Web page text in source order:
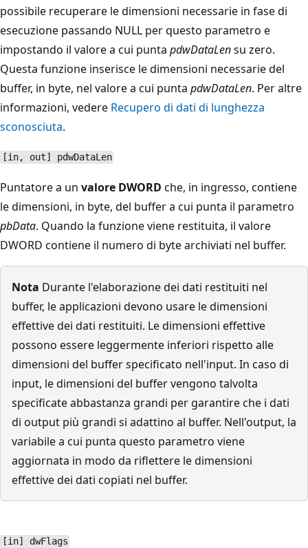
possibile recuperare le dimensioni necessarie in fase di
esecuzione passando NULL per questo parametro e
impostando il valore a cui punta pdwDataLensu zero.
Questa funzione inserisce le dimensioni necessarie del
buffer, in byte, nel valore a cui punta pdwDataLen. Per altre
informazioni, vedere Recupero di dati di lunghezza
sconosciuta.
[in, out] pdwDataLen
Puntatore a un valore DWORD che, in ingresso, contiene
le dimensioni, in byte, del buffer a cui punta il parametro
pbData. Quando la funzione viene restituita, il valore
DWORD contiene il numero di byte archiviati nel buffer.
Nota Durante l'elaborazione dei dati restituiti nel
buffer, le applicazioni devono usare le dimensioni
effettive dei dati restituiti. Le dimensioni effettive
possono essere leggermente inferiori rispetto alle
dimensioni del buffer specificato nell'input. In caso di
input, le dimensioni del buffer vengono talvolta
specificate abbastanza grandi per garantire che i dati
di output più grandi si adattino al buffer. Nell'output, la
variabile a cui punta questo parametro viene
aggiornata in modo da riflettere le dimensioni
effettive dei dati copiati nel buffer.
[in] dwFlags